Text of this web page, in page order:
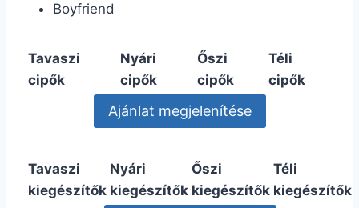
Boyfriend
Tavaszi
cipők
Nyári
cipők
Őszi
cipők
Téli
cipők
Tavaszi
kiegészítők
Nyári
kiegészítők
Őszi
kiegészítők
Téli
kiegészítők